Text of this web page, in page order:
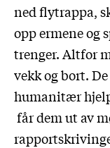
ned flytrappa,
opp ermene og
trenger. Altfor
vekk og bort.
humanitær
får dem ut av